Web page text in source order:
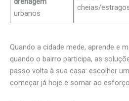
urbanos
cheias/
Quando a cidade mede, aprende e
quando o bairro participa, as
passo volta à sua casa: escolher
começar já hoje e somar ao